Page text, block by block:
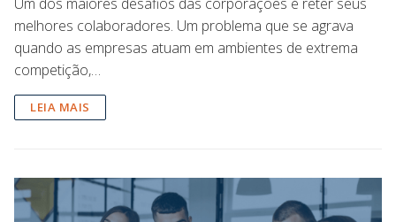
melhores colaboradores. Um problema que se agrava
quando as empresas atuam em ambientes de extrema
competição,…
LEIA MAIS